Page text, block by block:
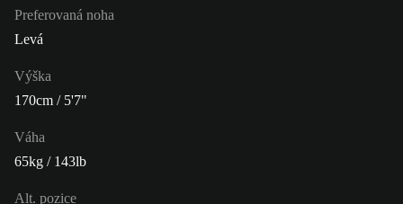
Preferovaná noha
Levá
Výška
170cm / 5'7"
Váha
65kg / 143lb
Alt. pozice